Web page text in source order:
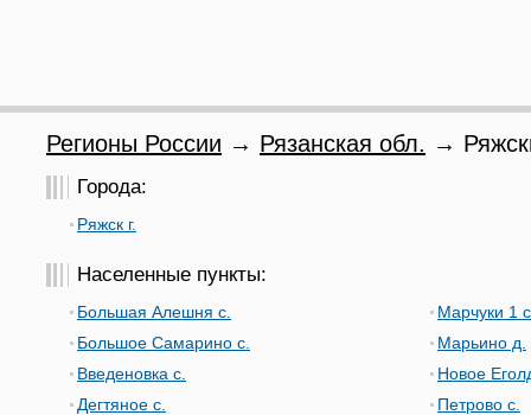
Регионы России → Рязанская обл. →
Города:
Ряжск г.
Населенные пункты:
Большая Алешня с.
Большое Самарино с.
Введеновка с.
Дегтяное с.
Марчуки 1
Марьино д.
Новое
Петрово с.